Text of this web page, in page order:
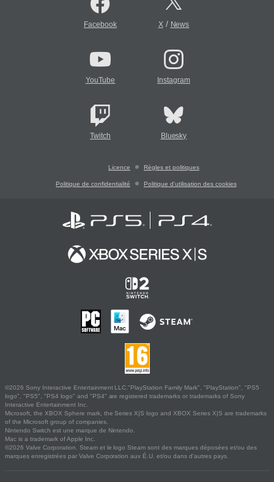
Facebook X/ News
YouTube Instagram
Twitch Bluesky
Licence Règles et politiques
Politique de confidentialité Politique d'utilisation des cookies
©2026 Sony Interactive Entertainment LLC."PlayStation Family Mark", "PlayStation", "PS5
logo", "PS5", "PS4 logo" and "PS4" are registered trademarks or trademarks of Sony
Interactive Entertainment Inc.
Microsoft, the XBOX Sphere mark, the Series X|S logo and XBOX Series X|S are trademarks
of the Microsoft group of companies.
Nintendo Switch est une marque de Nintendo.
Mac is a trademark of Apple Inc.
©2026 Valve Corporation. Steam et le logo Steam sont des marques déposées et/ou des
marques enregistrées par Valve Corporation aux É.U. et/ou dans d'autres pays.